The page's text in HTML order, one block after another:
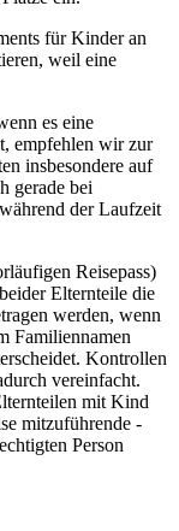
für Kinder an
weil eine
es eine
empfehlen wir zur
insbesondere auf
gerade bei
der Laufzeit
Reisepass)
Elternteile die
werden, wenn
Familiennamen
Kontrollen
vereinfacht.
mit Kind
mitzuführende -
Person